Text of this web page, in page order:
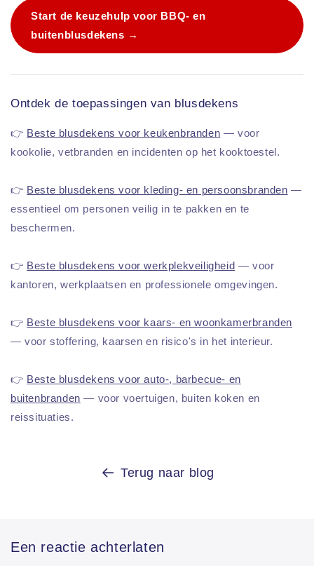
Start de keuzehulp voor BBQ- en
buitenblusdekens →
Ontdek de toepassingen van blusdekens
👉 Beste blusdekens voor keukenbranden — voor
kookolie, vetbranden en incidenten op het kooktoestel.
👉 Beste blusdekens voor kleding- en persoonsbranden —
essentieel om personen veilig in te pakken en te
beschermen.
👉 Beste blusdekens voor werkplekveiligheid — voor
kantoren, werkplaatsen en professionele omgevingen.
👉 Beste blusdekens voor kaars- en woonkamerbranden
— voor stoffering, kaarsen en risico's in het interieur.
👉 Beste blusdekens voor auto-, barbecue- en
buitenbranden — voor voertuigen, buiten koken en
reissituaties.
Terug naar blog
Een reactie achterlaten